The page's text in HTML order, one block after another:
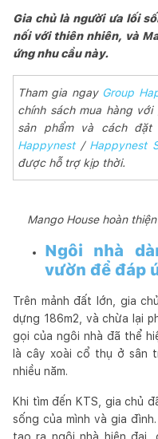
Gia chủ là người ưa lối
nối với thiên nhiên, và
ứng nhu cầu này.
Tham gia ngay Group
chính sách mua hàng
sản phẩm và cách đặt
Happynest/ Happynest
được hỗ trợ kịp thời.
Mango House hoàn
Ngôi nhà
vườn để đáp
Trên mảnh đất lớn, gia
dựng 186m2, và chừa lại
gọi của ngôi nhà đã thể
là cây xoài cổ thụ ở sân
nhiều năm.
Khi tìm đến KTS, gia chủ
sống của mình và gia